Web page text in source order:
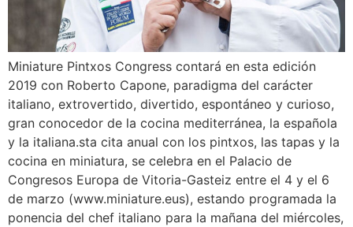
Miniature Pintxos Congress contará en esta edición
2019 con Roberto Capone, paradigma del carácter
italiano, extrovertido, divertido, espontáneo y curioso,
gran conocedor de la cocina mediterránea, la española
y la italiana.sta cita anual con los pintxos, las tapas y la
cocina en miniatura, se celebra en el Palacio de
Congresos Europa de Vitoria-Gasteiz entre el 4 y el 6
de marzo (www.miniature.eus), estando programada la
ponencia del chef italiano para la mañana del miércoles,